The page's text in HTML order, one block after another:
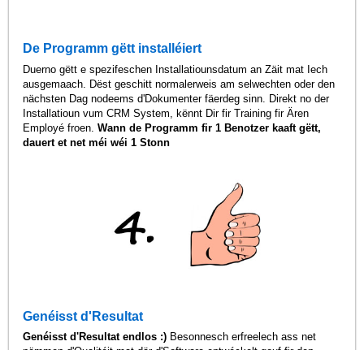
De Programm gëtt installéiert
Duerno gëtt e spezifeschen Installatiounsdatum an Zäit mat Iech
ausgemaach. Dëst geschitt normalerweis am selwechten oder den
nächsten Dag nodeems d'Dokumenter fäerdeg sinn. Direkt no der
Installatioun vum CRM System, kënnt Dir fir Training fir Ären
Employé froen.Wann de Programm fir 1 Benotzer kaaft gëtt,
dauert et net méi wéi 1 Stonn
Genéisst d'Resultat
Genéisst d'Resultat endlos :) Besonnesch erfreelech ass net